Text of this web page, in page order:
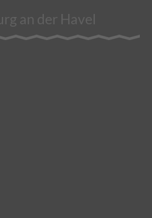
an der Havel